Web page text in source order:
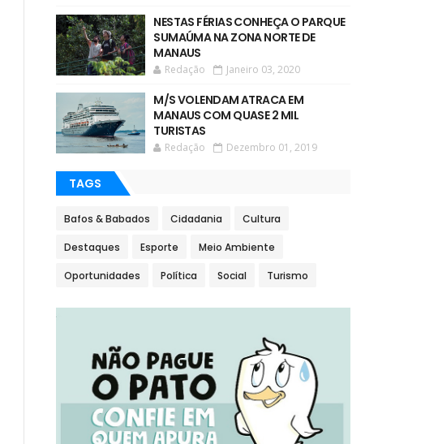
NESTAS FÉRIAS CONHEÇA O PARQUE
SUMAÚMA NA ZONA NORTE DE
MANAUS
Redação Janeiro 03, 2020
M/S VOLENDAM ATRACA EM
MANAUS COM QUASE 2 MIL
TURISTAS
Redação Dezembro 01, 2019
TAGS
Bafos & Babados Cidadania Cultura
Destaques Esporte Meio Ambiente
Oportunidades Política Social Turismo